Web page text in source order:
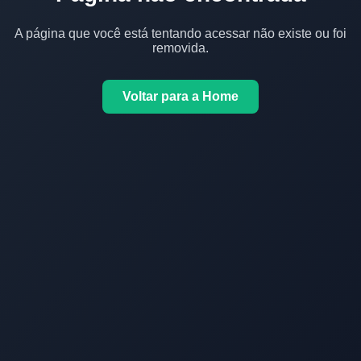
A página que você está tentando acessar não existe ou foi
removida.
Voltar para a Home